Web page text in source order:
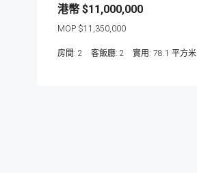
$11,000,000
$11,350,000
房間: 2 客飯廳: 2 78.1 平方米